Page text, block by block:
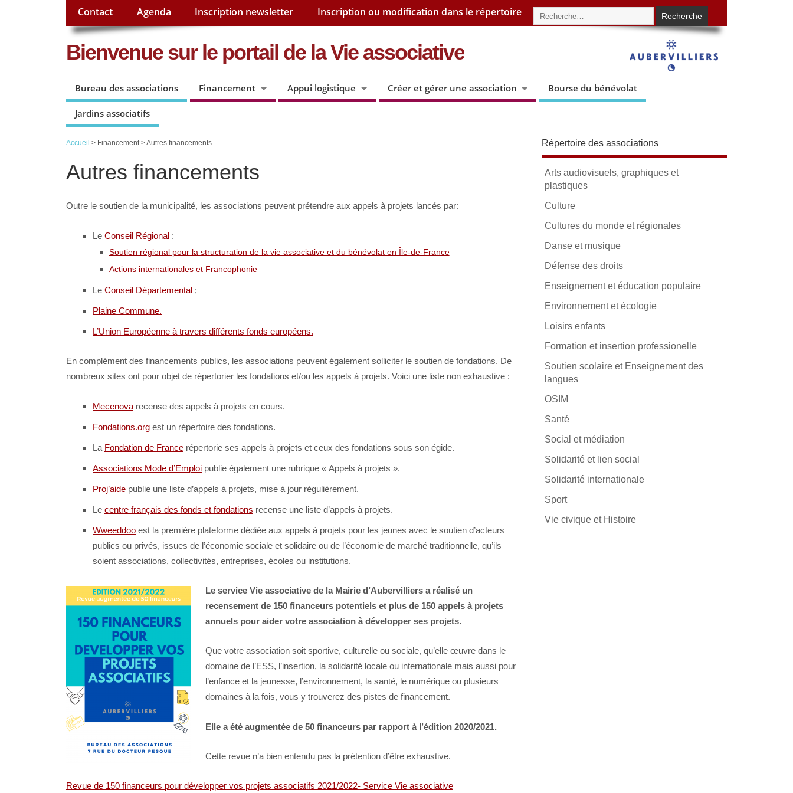
Contact Agenda Inscription newsletter Inscription ou modification dans le répertoire
Bienvenue sur le portail de la Vie associative
Bureau des associations Financement Appui logistique Créer et gérer une association Bourse du bénévolat
Jardins associatifs
Accueil > Financement > Autres financements
Autres financements
Outre le soutien de la municipalité, les associations peuvent prétendre aux appels à projets lancés par:
Le Conseil Régional :
Soutien régional pour la structuration de la vie associative et du bénévolat en Île-de-France
Actions internationales et Francophonie
Le Conseil Départemental ;
Plaine Commune.
L’Union Européenne à travers différents fonds européens.
En complément des financements publics, les associations peuvent également solliciter le soutien de fondations. De
nombreux sites ont pour objet de répertorier les fondations et/ou les appels à projets. Voici une liste non exhaustive :
Mecenova recense des appels à projets en cours.
Fondations.org est un répertoire des fondations.
La Fondation de France répertorie ses appels à projets et ceux des fondations sous son égide.
Associations Mode d’Emploi publie également une rubrique « Appels à projets ».
Proj’aide publie une liste d’appels à projets, mise à jour régulièrement.
Le centre français des fonds et fondations recense une liste d’appels à projets.
Wweeddoo est la première plateforme dédiée aux appels à projets pour les jeunes avec le soutien d’acteurs
publics ou privés, issues de l’économie sociale et solidaire ou de l’économie de marché traditionnelle, qu’ils
soient associations, collectivités, entreprises, écoles ou institutions.
Le service Vie associative de la Mairie d’Aubervilliers a réalisé un
recensement de 150 financeurs potentiels et plus de 150 appels à projets
annuels pour aider votre association à développer ses projets.
Que votre association soit sportive, culturelle ou sociale, qu’elle œuvre dans le
domaine de l’ESS, l’insertion, la solidarité locale ou internationale mais aussi pour
l’enfance et la jeunesse, l’environnement, la santé, le numérique ou plusieurs
domaines à la fois, vous y trouverez des pistes de financement.
Elle a été augmentée de 50 financeurs par rapport à l’édition 2020/2021.
Cette revue n’a bien entendu pas la prétention d’être exhaustive.
Revue de 150 financeurs pour développer vos projets associatifs 2021/2022- Service Vie associative
Répertoire des associations
Arts audiovisuels, graphiques et
plastiques
Culture
Cultures du monde et régionales
Danse et musique
Défense des droits
Enseignement et éducation populaire
Environnement et écologie
Loisirs enfants
Formation et insertion professionelle
Soutien scolaire et Enseignement des
langues
OSIM
Santé
Social et médiation
Solidarité et lien social
Solidarité internationale
Sport
Vie civique et Histoire